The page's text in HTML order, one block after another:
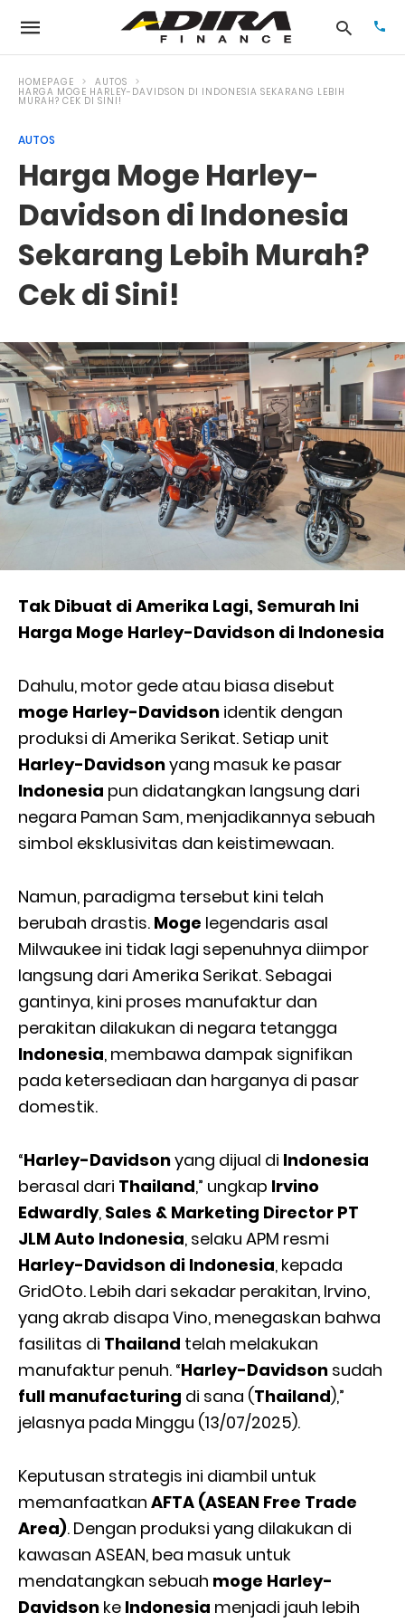
HOMEPAGE AUTOS
HARGA MOGE HARLEY-DAVIDSON DI INDONESIA SEKARANG LEBIH
MURAH? CEK DI SINI!
AUTOS
Harga Moge Harley-
Davidson di Indonesia
Sekarang Lebih Murah?
Cek di Sini!
Tak Dibuat di Amerika Lagi, Semurah Ini
Harga Moge Harley-Davidson di Indonesia
Dahulu, motor gede atau biasa disebut
moge Harley-Davidson identik dengan
produksi di Amerika Serikat. Setiap unit
Harley-Davidsonyang masuk ke pasar
Indonesia pun didatangkan langsung dari
negara Paman Sam, menjadikannya sebuah
simbol eksklusivitas dan keistimewaan.
Namun, paradigma tersebut kini telah
berubah drastis. Moge legendaris asal
Milwaukee ini tidak lagi sepenuhnya diimpor
langsung dari Amerika Serikat. Sebagai
gantinya, kini proses manufaktur dan
perakitan dilakukan di negara tetangga
Indonesia, membawa dampak signifikan
pada ketersediaan dan harganya di pasar
domestik.
“Harley-Davidsonyang dijual di Indonesia
berasal dari Thailand,” ungkap Irvino
Edwardly, Sales & Marketing Director PT
JLM Auto Indonesia, selaku APM resmi
Harley-Davidson di Indonesia, kepada
GridOto. Lebih dari sekadar perakitan, Irvino,
yang akrab disapa Vino, menegaskan bahwa
fasilitas di Thailand telah melakukan
manufaktur penuh. “Harley-Davidson sudah
full manufacturing di sana (Thailand),”
jelasnya pada Minggu (13/07/2025).
Keputusan strategis ini diambil untuk
memanfaatkan AFTA (ASEAN Free Trade
Area). Dengan produksi yang dilakukan di
kawasan ASEAN, bea masuk untuk
mendatangkan sebuah moge Harley-
Davidson ke Indonesia menjadi jauh lebih